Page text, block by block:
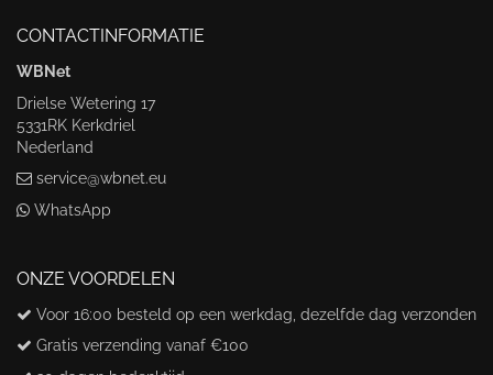
CONTACTINFORMATIE
WBNet
Drielse Wetering 17
5331RK Kerkdriel
Nederland
service@wbnet.eu
WhatsApp
ONZE VOORDELEN
Voor 16:00 besteld op een werkdag, dezelfde dag verzonden
Gratis verzending vanaf €100